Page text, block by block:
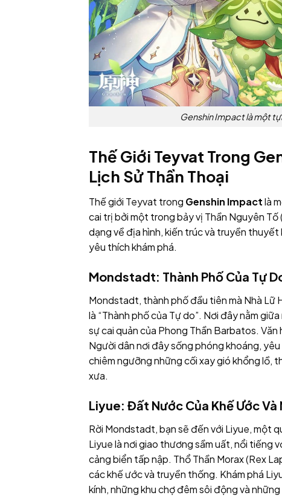
Genshin Impact là một
Thế Giới Teyvat Trong
Lịch Sử Thần Thoại
Thế giới Teyvat trong Genshin Impactlà
cai trị bởi một trong bảy vị Thần Nguyên
dạng về địa hình, kiến trúc và truyền
yêu thích khám phá.
Mondstadt: Thành Phố Của Tự
Mondstadt, thành phố đầu tiên mà Nhà Lữ
là “Thành phố của Tự do”. Nơi đây nằm
sự cai quản của Phong Thần Barbatos.
Người dân nơi đây sống phóng khoáng,
chiêm ngưỡng những cối xay gió khổng lồ,
xưa.
Liyue: Đất Nước Của Khế Ước Và
Rời Mondstadt, bạn sẽ đến với Liyue, một
Liyue là nơi giao thương sầm uất, nổi tiếng
cảng biển tấp nập. Thổ Thần Morax (Rex
các khế ước và truyền thống. Khám phá
kính, những khu chợ đêm sôi động và